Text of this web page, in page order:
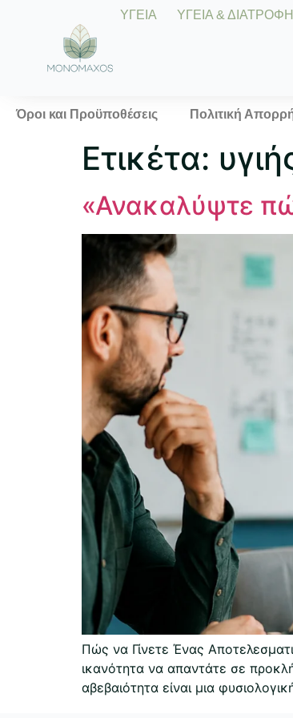
ΥΓΕΙΑ ΥΓΕΙΑ & ΔΙΑΤΡΟΦΗ
Όροι και Προϋποθέσεις Πολιτική
Ετικέτα:
«Ανακαλύψτε
Πώς να Γίνετε Ένας
ικανότητα να απαντάτε σε
αβεβαιότητα είναι μια